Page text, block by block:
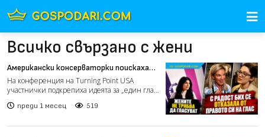
Всичко свързано с жени
Американски консерваторки поискаха
жените да се откажат от правото си
на глас (видео)
На конференция на Turning Point USA
участнички подкрепиха идеята за „един глас
преди 1 месец 519